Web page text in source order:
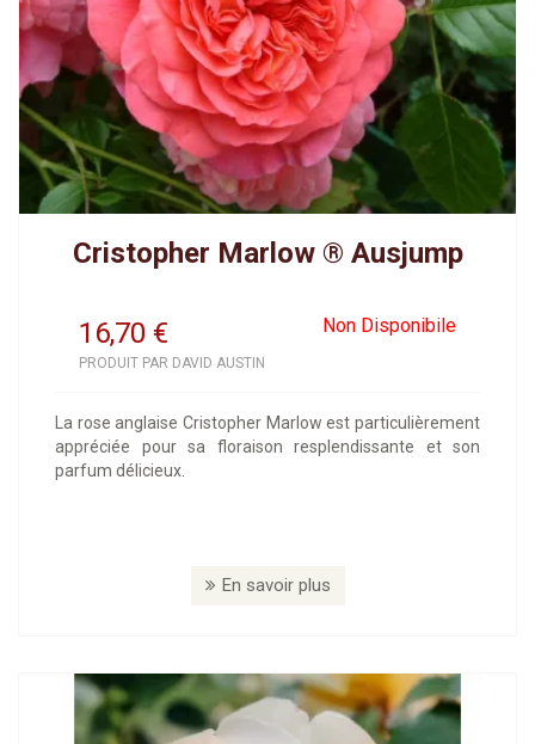
Cristopher Marlow ® Ausjump
16,70 Non Disponibile
€
PRODUIT PAR DAVID AUSTIN
La rose anglaise Cristopher Marlow est particulièrement
appréciée pour sa floraison resplendissante et son
parfum délicieux.
En savoir plus